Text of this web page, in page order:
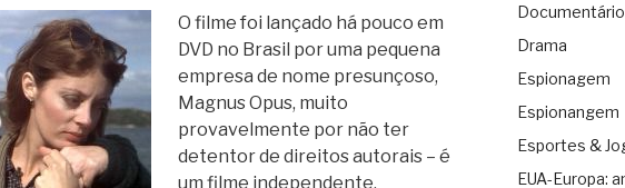
O filme foi lançado há pouco em
DVD no Brasil por uma pequena
empresa de nome presunçoso,
Magnus Opus, muito
provavelmente por não ter
detentor de direitos autorais – é
um filme independente,
Documentário
Drama
Espionagem
Espionangem
Esportes &
EUA-Europa: